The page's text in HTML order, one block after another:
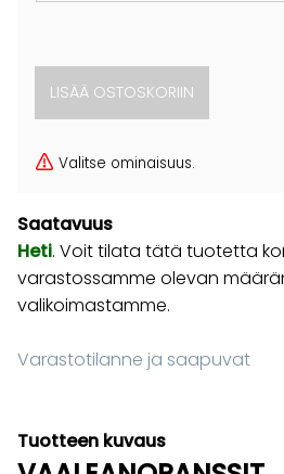
Valitse ominaisuus.
Saatavuus
Heti. Voit tilata tätä tuotetta
varastossamme olevan
valikoimastamme.
Varastotilanne ja saapuvat
Tuotteen kuvaus